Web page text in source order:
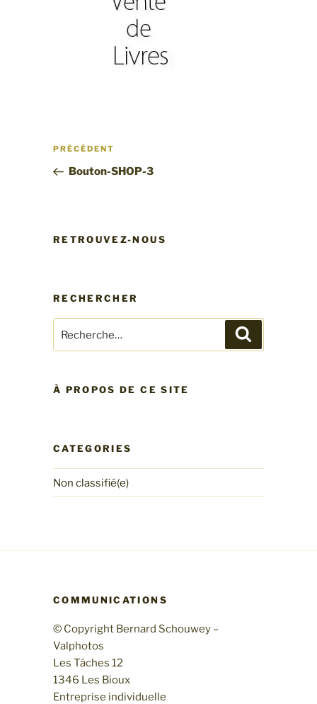
Navigation
l’article
Article
précédent
PRÉCÉDENT
Bouton-SHOP-3
RETROUVEZ-NOUS
RECHERCHER
pour
À PROPOS DE CE SITE
CATEGORIES
Non classifié(e)
COMMUNICATIONS
© Copyright Bernard Schouwey –
Valphotos
Les Tâches 12
1346 Les Bioux
Entreprise individuelle